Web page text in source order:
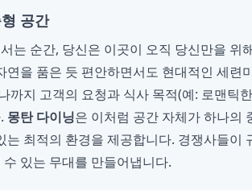
공간
는 순간, 당신은 이곳이 오직 당신만을 위
연을 품은 듯 편안하면서도 현대적인 세련
까지 고객의 요청과 식사 목적(예: 로맨틱
몽탄 다이닝은 이처럼 공간 자체가 하나의
는 최적의 환경을 제공합니다. 경쟁사들이
있는 무대를 만들어냅니다.